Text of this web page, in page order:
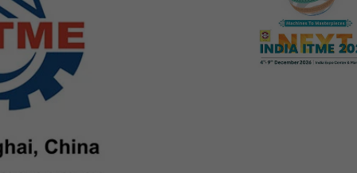
Zweck
des ersten Besuches, der Zeitpunkt zu welchem
Besuch gestartet wird sowie die Anzahl aller
eindeutiger Besucher auf der Webseite gemacht
Name